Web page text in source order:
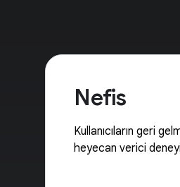
Nefis
Kullanıcıların geri
heyecan verici